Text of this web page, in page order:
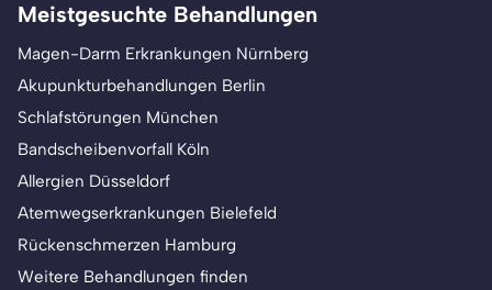
Meistgesuchte Behandlungen
Magen-Darm Erkrankungen Nürnberg
Akupunkturbehandlungen Berlin
Schlafstörungen München
Bandscheibenvorfall Köln
Allergien Düsseldorf
Atemwegserkrankungen Bielefeld
Rückenschmerzen Hamburg
Weitere Behandlungen finden